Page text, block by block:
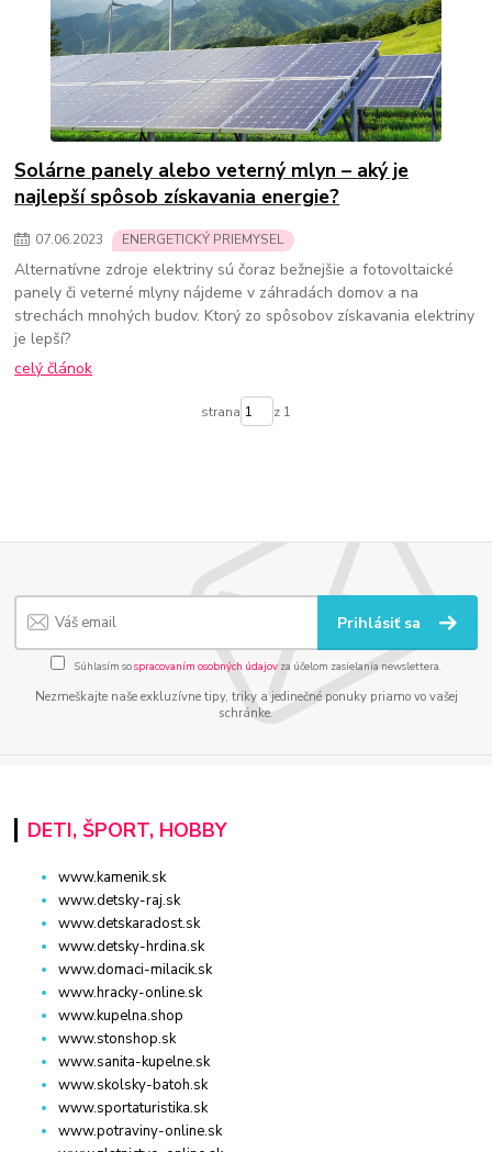
Solárne panely alebo veterný mlyn – aký je
najlepší spôsob získavania energie?
07.06.2023 ENERGETICKÝ PRIEMYSEL
Alternatívne zdroje elektriny sú čoraz bežnejšie a fotovoltaické
panely či veterné mlyny nájdeme v záhradách domov a na
strechách mnohých budov. Ktorý zo spôsobov získavania elektriny
je lepší?
celý článok
strana z 1
Prihlásiť sa
Súhlasím sospracovaním osobných údajov za účelom zasielania newslettera.
Nezmeškajte naše exkluzívne tipy, triky a jedinečné ponuky priamo vo vašej
schránke.
DETI, ŠPORT, HOBBY
www.kamenik.sk
www.detsky-raj.sk
www.detskaradost.sk
www.detsky-hrdina.sk
www.domaci-milacik.sk
www.hracky-online.sk
www.kupelna.shop
www.stonshop.sk
www.sanita-kupelne.sk
www.skolsky-batoh.sk
www.sportaturistika.sk
www.potraviny-online.sk